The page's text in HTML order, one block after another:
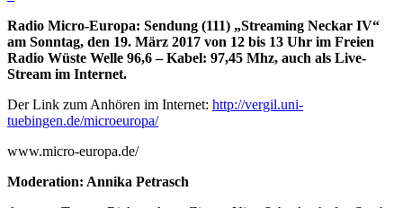
Radio Micro-Europa: Sendung (111) „Streaming Neckar IV“
am Sonntag, den 19. März 2017 von 12 bis 13 Uhr im Freien
Radio Wüste Welle 96,6 – Kabel: 97,45 Mhz, auch als Live-
Stream im Internet.
Der Link zum Anhören im Internet: http://vergil.uni-
tuebingen.de/microeuropa/
www.micro-europa.de/
Moderation: Annika Petrasch